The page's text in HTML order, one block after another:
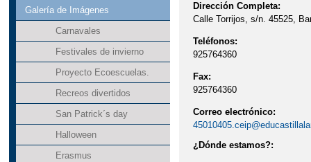
Galería de Imágenes
Carnavales
Festivales de invierno
Proyecto Ecoescuelas.
Recreos divertidos
San Patrick´s day
Halloween
Erasmus
Dirección Completa:
Calle Torrijos, s/n. 45525,
Teléfonos:
925764360
Fax:
925764360
Correo electrónico:
¿Dónde estamos?: